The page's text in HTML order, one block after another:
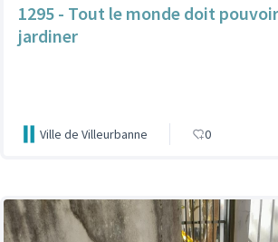
1295 - Tout le monde doit pouvoir
jardiner
Ville de Villeurbanne 0